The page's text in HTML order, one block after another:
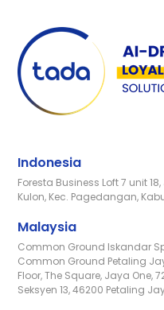
Indonesia
Foresta Business Loft 7 unit
Kulon, Kec. Pagedangan,
Malaysia
Common Ground Iskandar
Common Ground Petaling
Floor, The Square, Jaya One,
Seksyen 13, 46200 Petaling